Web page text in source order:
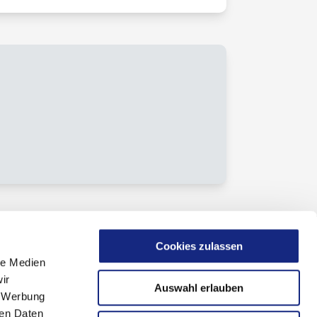
Medien
Daten
Cookies zulassen
Auswahl erlauben